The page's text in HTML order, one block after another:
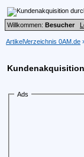
Willkommen: Besucher
ArtikelVerzeichnis 0AM.de
Ads